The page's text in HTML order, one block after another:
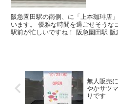
阪急園田駅の南側、に「上本珈琲店
います。 優雅な時間を過ごせそうな
駅前が忙しいですね！ 阪急園田駅
無人販売
やかサツ
りです